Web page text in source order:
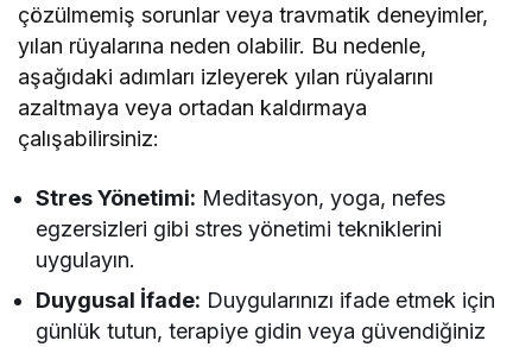
çözülmemiş sorunlar veya travmatik deneyimler,
yılan rüyalarına neden olabilir. Bu nedenle,
aşağıdaki adımları izleyerek yılan rüyalarını
azaltmaya veya ortadan kaldırmaya
çalışabilirsiniz:
Stres Yönetimi: Meditasyon, yoga, nefes
egzersizleri gibi stres yönetimi tekniklerini
uygulayın.
Duygusal İfade: Duygularınızı ifade etmek için
günlük tutun, terapiye gidin veya güvendiğiniz